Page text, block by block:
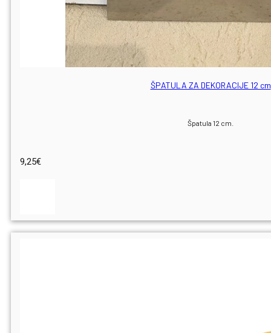
ŠPATULA ZA DEKORACIJE 12 cm
Špatula 12 cm.
9,25€